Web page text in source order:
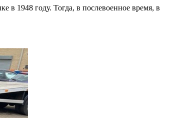
в 1948 году. Тогда, в послевоенное время, в